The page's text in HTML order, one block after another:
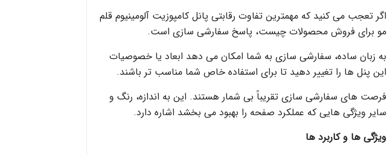
اگر تعجب می کنید که مهمترین تفاوت رقابتی پانل کامپوزیت آلومینیوم قلم
مو برای فروش محصولات چیست، پاسخ سفارشی سازی است.
به زبان ساده، سفارشی سازی به شما امکان می دهد ابعاد یا خصوصیات
این پنل ها را تغییر دهید تا برای استفاده خاص شما مناسب تر باشند.
فرصت های سفارشی سازی تقریباً بی شمار هستند. این به اندازه، رنگ و
سایر ویژگی هایی که عملکرد صفحه را بهبود می بخشد اشاره دارد.
ویژگی ها و کاربرد ها